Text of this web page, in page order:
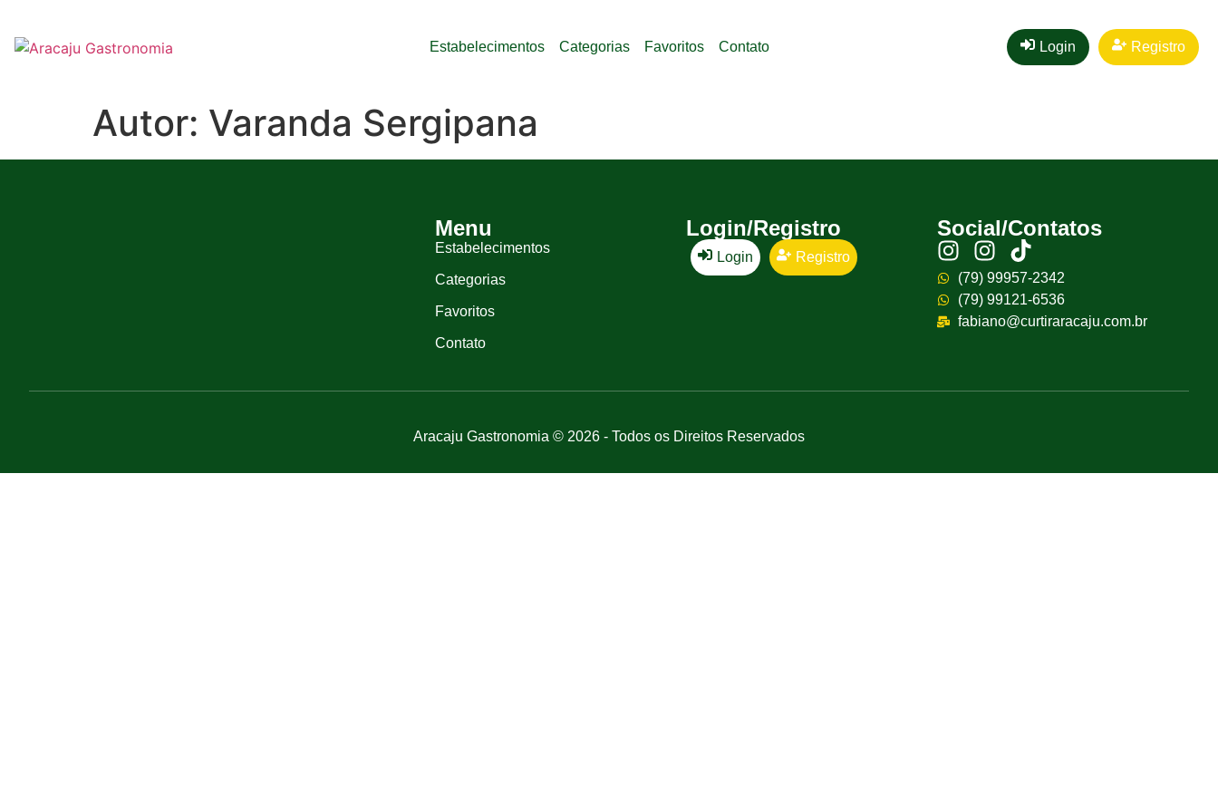
Estabelecimentos Categorias Favoritos Contato Login Registro
Autor: Varanda Sergipana
Menu
Estabelecimentos
Categorias
Favoritos
Contato
Login/Registro
Login Registro
Social/Contatos
(79) 99957-2342
(79) 99121-6536
fabiano@curtiraracaju.com.br
Aracaju Gastronomia © 2026 - Todos os Direitos Reservados